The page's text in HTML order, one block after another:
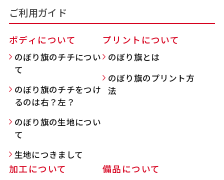
ご利用ガイド
ボディについて
のぼり旗のチチについ
て
のぼり旗のチチをつけ
るのは右？左？
のぼり旗の生地につい
て
生地につきまして
プリントについて
のぼり旗とは
のぼり旗のプリント方
法
加工について 備品について
掛け軸のように吊り下げ式にします。上部に棒袋
作成しパイプを入れてその間に紐を通します。壁
際の装飾などにとてもお役立ち！
布A1ポスター(60x84)
のぼり旗と同じデザインで飾れば宣伝効果UP!
掛け軸のように吊り下げ式にします。上部に棒袋
作成しパイプを入れてその間に紐を通します。壁
際の装飾などにとてもお役立ち！
布A1ポスター(84x60)
のぼり旗と同じデザインで飾れば宣伝効果UP!